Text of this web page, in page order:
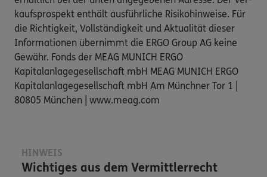
kaufsprospekt enthält ausführliche Risikohinweise. Für
die Richtigkeit, Vollständigkeit und Aktualität dieser
Informationen übernimmt die ERGO Group AG keine
Gewähr. Fonds der MEAG MUNICH ERGO
Kapitalanlagegesellschaft mbH MEAG MUNICH ERGO
Kapitalanlagegesellschaft mbH Am Münchner Tor 1 |
80805 München | www.meag.com
HINWEIS
Wichtiges aus dem Vermittlerrecht